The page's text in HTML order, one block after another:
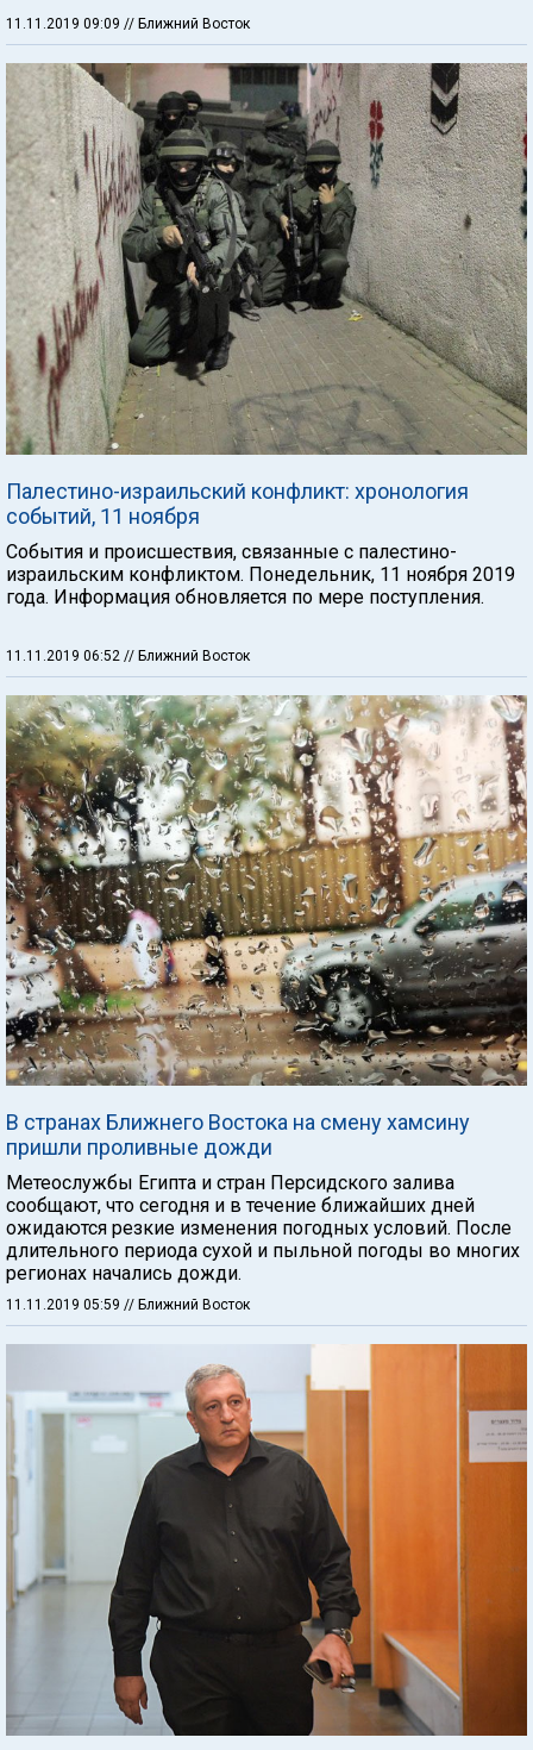
11.11.2019 09:09 // Ближний Восток
Палестино-израильский конфликт: хронология
событий, 11 ноября
События и происшествия, связанные с палестино-
израильским конфликтом. Понедельник, 11 ноября 2019
года. Информация обновляется по мере поступления.
11.11.2019 06:52 // Ближний Восток
В странах Ближнего Востока на смену хамсину
пришли проливные дожди
Метеослужбы Египта и стран Персидского залива
сообщают, что сегодня и в течение ближайших дней
ожидаются резкие изменения погодных условий. После
длительного периода сухой и пыльной погоды во многих
регионах начались дожди.
11.11.2019 05:59 // Ближний Восток